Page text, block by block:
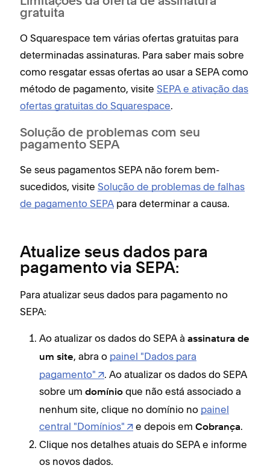
gratuita
O Squarespace tem várias ofertas gratuitas para
determinadas assinaturas. Para saber mais sobre
como resgatar essas ofertas ao usar a SEPA como
método de pagamento, visite SEPA e ativação das
ofertas gratuitas do Squarespace.
Solução de problemas com seu
pagamento SEPA
Se seus pagamentos SEPA não forem bem-
sucedidos, visite Solução de problemas de falhas
de pagamento SEPA para determinar a causa.
Atualize seus dados para
pagamento via SEPA:
Para atualizar seus dados para pagamento no
SEPA:
Ao atualizar os dados do SEPA à assinatura de
um site, abra o painel "Dados para
pagamento"
. Ao atualizar os dados do SEPA
sobre um domínio que não está associado a
nenhum site, clique no domínio no painel
central "Domínios"
e depois em Cobrança.
Clique nos detalhes atuais do SEPA e informe
os novos dados.